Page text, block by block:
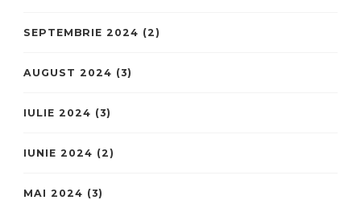
SEPTEMBRIE 2024 (2)
AUGUST 2024 (3)
IULIE 2024 (3)
IUNIE 2024 (2)
MAI 2024 (3)